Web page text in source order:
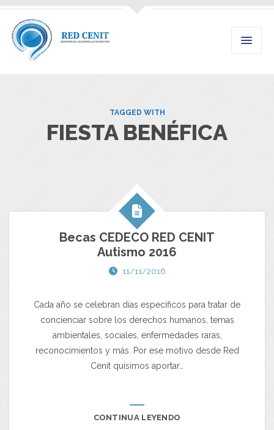
TAGGED WITH
FIESTA BENÉFICA
Becas CEDECO RED CENIT
Autismo 2016
11/11/2016
Cada año se celebran días específicos para tratar de
concienciar sobre los derechos humanos, temas
ambientales, sociales, enfermedades raras,
reconocimientos y más. Por ese motivo desde Red
Cenit quisimos aportar…
CONTINUA LEYENDO